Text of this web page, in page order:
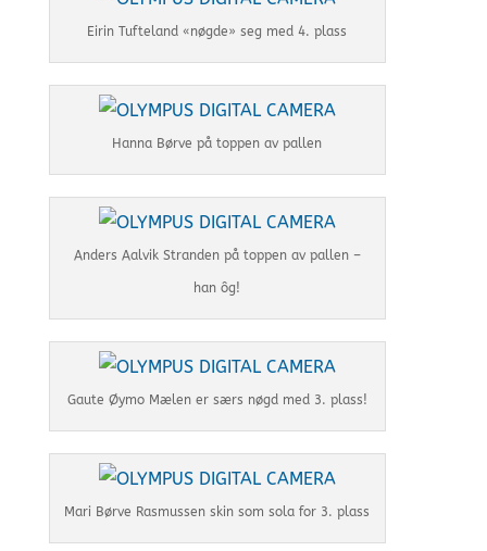
Eirin Tufteland «nøgde» seg med 4. plass
Hanna Børve på toppen av pallen
Anders Aalvik Stranden på toppen av pallen –
han ôg!
Gaute Øymo Mælen er særs nøgd med 3. plass!
Mari Børve Rasmussen skin som sola for 3. plass